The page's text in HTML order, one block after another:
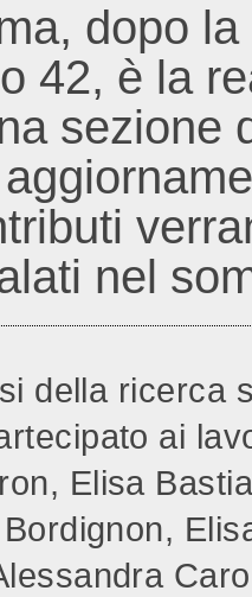
dopo
42, è la
sezione
nel
della ricerca
ai
Elisa